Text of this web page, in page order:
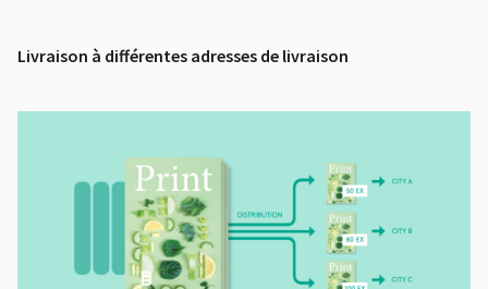
Livraison à différentes adresses de livraison